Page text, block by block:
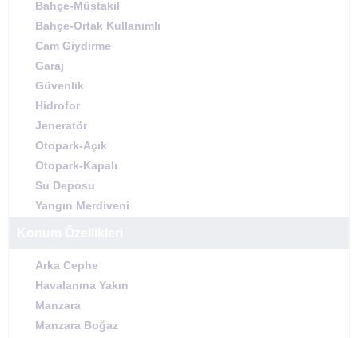
Bahçe-Müstakil
Bahçe-Ortak Kullanımlı
Cam Giydirme
Garaj
Güvenlik
Hidrofor
Jeneratör
Otopark-Açık
Otopark-Kapalı
Su Deposu
Yangın Merdiveni
Arka Cephe
Havalanına Yakın
Manzara
Manzara Boğaz